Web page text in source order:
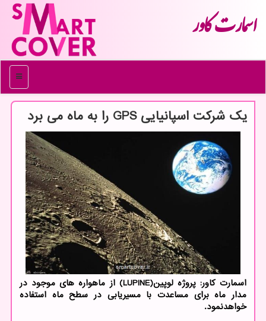
اسمارت كاور
منو
یک شرکت اسپانیایی GPS را به ماه می برد
اسمارت کاور: پروژه لوپین(LUPINE) از ماهواره های موجود در
مدار ماه برای مساعدت با مسیریابی در سطح ماه استفاده
خواهدنمود.